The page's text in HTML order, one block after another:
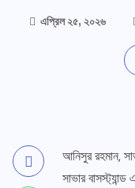
এপ্রিল ২৫, ২০২৬
আনিসুর রহমান,
সাভার